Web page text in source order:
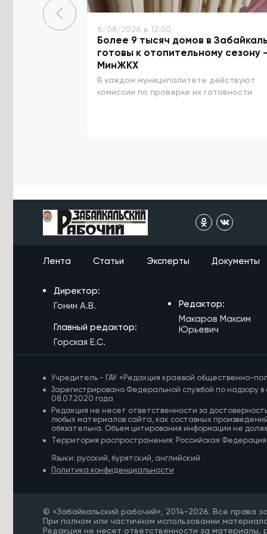
5/08/2026 в 18:12
Ремонт Молоковского тракта
завершат на 1,5 месяца раньше
5/08/2026 в 17:56
Работу травмпункта в Чите
временно приостановили по
получит медаль по поручению
Президента РФ
5/08/2026 в 16:57
участие в трейл-экспедиции по
Забайкалью
5/08/2026 в 16:32
Забайкальцам рассказали, можно
остеохондроз
5/08/2026 в 16:07
по следам
5/08/2026 в 16:05
Дожди помешали ускорить ремонты
тепловых сетей в Чите
Глава администрации губернатора
Забайкалья вступил в мобильную
5/08/2026 в 15:14
Митинг в честь Дня памяти жертв
6/08/2026 в 12:00
Более 9 тысяч домов в
готовы к отопительному сезону
МинЖКХ
В каждом муниципалитете действуют
комиссии по проверке их готовности
Лента Статьи Эксперты Документы
Директор:
Гонин А.В.
Главный редактор:
Горская Е.С.
Редактор:
Макаров Максим
Юрьевич
Учредитель - ГАУ «Редакция краевой общественно-
Зарегистрировано Федеральной службой по надзору
08.07.2020 года
Редакция не несет ответственности за
любых материалов сайта, как составных
обязательна. Объем цитирования информации не
Территория распространения: Российская
Языки: русский, бурятский, английский
Политика конфиденциальности
© «Забайкальский рабочий», 2014-2026. Все права
При полном или частичном использовании
Редакция не несет ответственности за материалы,